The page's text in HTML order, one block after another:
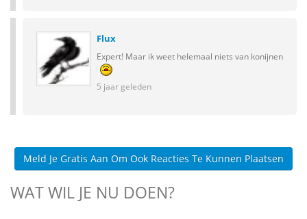
Flux
Expert! Maar ik weet helemaal niets van konijnen
5 jaar geleden
Meld Je Gratis Aan Om Ook Reacties Te Kunnen Plaatsen
WAT WIL JE NU DOEN?